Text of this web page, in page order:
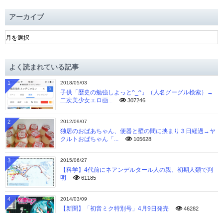
アーカイブ
ア
ー
ブよく読まれている記事
2018/05/03
子供「歴史の勉強しよっと^_^」（人名グーグル検索）→
二次美少女エロ画...
307246
1
2012/09/07
独居のおばあちゃん、便器と壁の間に挟まり３日経過→ヤ
クルトおばちゃん「...
105628
2
2015/06/27
【科学】4代前にネアンデルタール人の親、初期人類で判
明
61185
3
2014/03/09
【新聞】「初音ミク特別号」4月9日発売 46282
4